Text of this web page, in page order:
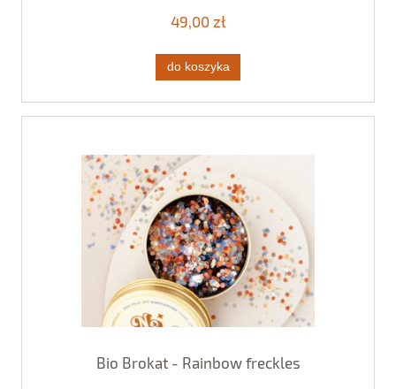
49,00 zł
do koszyka
Bio Brokat - Rainbow freckles